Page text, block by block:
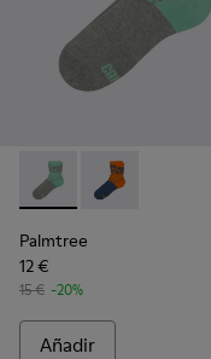
Palmtree - CA023-
Palmtree -
Palmtree
12 €
15 € -20%
Añadir